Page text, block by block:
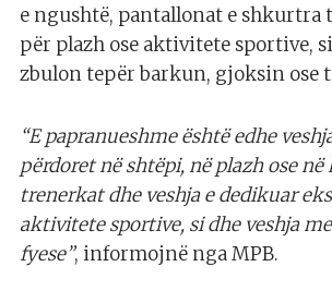
e ngushtë, pantallonat e shkurtra
për plazh ose aktivitete sportive,
zbulon tepër barkun, gjoksin ose
“E papranueshme është edhe
përdoret në shtëpi, në plazh ose
trenerkat dhe veshja e dedikuar
aktivitete sportive, si dhe veshja
fyese”, informojnë nga MPB.